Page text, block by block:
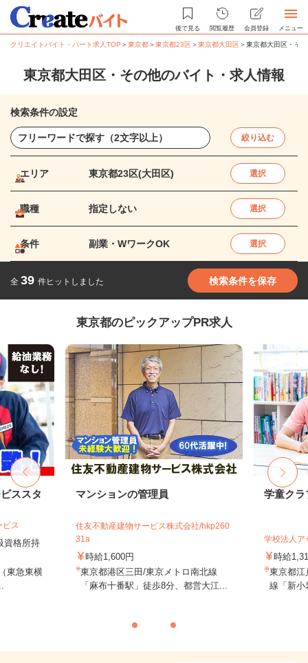
後で見る 閲覧履歴 会員登録 メニュー
クリエイトバイト・パート求人TOP ＞東京都＞東京都23区＞東京都大田区＞東京都大田区・そ
東京都大田区・その他のバイト・求人情報
検索条件の設定
絞り込む
エリア 東京都23区(大田区) 選択
職種 指定しない 選択
条件 副業・WワークOK 選択
全 39 件ヒットしました 検索条件を保存
東京都のピックアップPR求人
ススタ
ス
格所持
東急東横
マンションの管理員
住友不動産建物サービス株式会社/hkp260
31a
時給1,600円
東京都港区三田/東京メトロ南北線
「麻布十番駅」徒歩8分、都営大江...
学童クラ
学校法人
時給
東京都江
線「新小